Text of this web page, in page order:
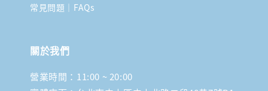
常見問題｜FAQs
關於我們
營業時間：11:00 ~ 20:00